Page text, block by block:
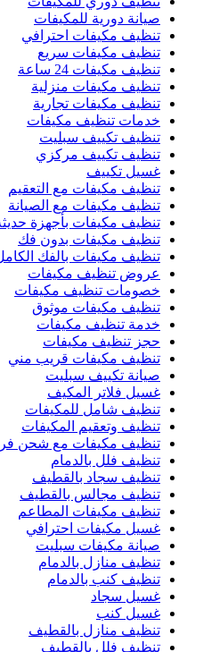
صيانة دورية للمكيفات
تنظيف مكيفات احترافي
تنظيف مكيفات سريع
تنظيف مكيفات 24 ساعة
تنظيف مكيفات منزلية
تنظيف مكيفات تجارية
خدمات تنظيف مكيفات
تنظيف تكييف سبليت
تنظيف تكييف مركزي
غسيل تكييف
تنظيف مكيفات مع التعقيم
تنظيف مكيفات مع الصيانة
تنظيف مكيفات بأجهزة
تنظيف مكيفات بدون فك
تنظيف مكيفات بالفك
عروض تنظيف مكيفات
خصومات تنظيف مكيفات
تنظيف مكيفات موثوق
خدمة تنظيف مكيفات
حجز تنظيف مكيفات
تنظيف مكيفات قريب مني
صيانة تكييف سبليت
غسيل فلاتر المكيف
تنظيف شامل للمكيفات
تنظيف وتعقيم المكيفات
تنظيف مكيفات مع شحن
تنظيف فلل بالدمام
تنظيف سجاد بالقطيف
تنظيف مجالس بالقطيف
تنظيف مكيفات المطاعم
غسيل مكيفات احترافي
صيانة مكيفات سبليت
تنظيف منازل بالدمام
تنظيف كنب بالدمام
غسيل سجاد
غسيل كنب
تنظيف منازل بالقطيف
تنظيف فلل بالقطيف